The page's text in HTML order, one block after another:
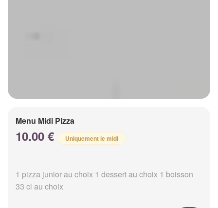
Menu Midi Pizza
10.00 € Uniquement le midi
1 pizza junior au choix 1 dessert au choix 1 boisson
33 cl au choix